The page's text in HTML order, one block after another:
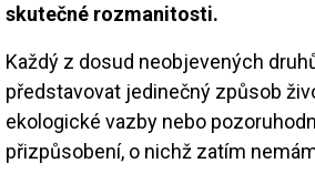
skutečné rozmanitosti.
Každý z dosud neobjevených
představovat jedinečný způsob
ekologické vazby nebo
přizpůsobení, o nichž zatím